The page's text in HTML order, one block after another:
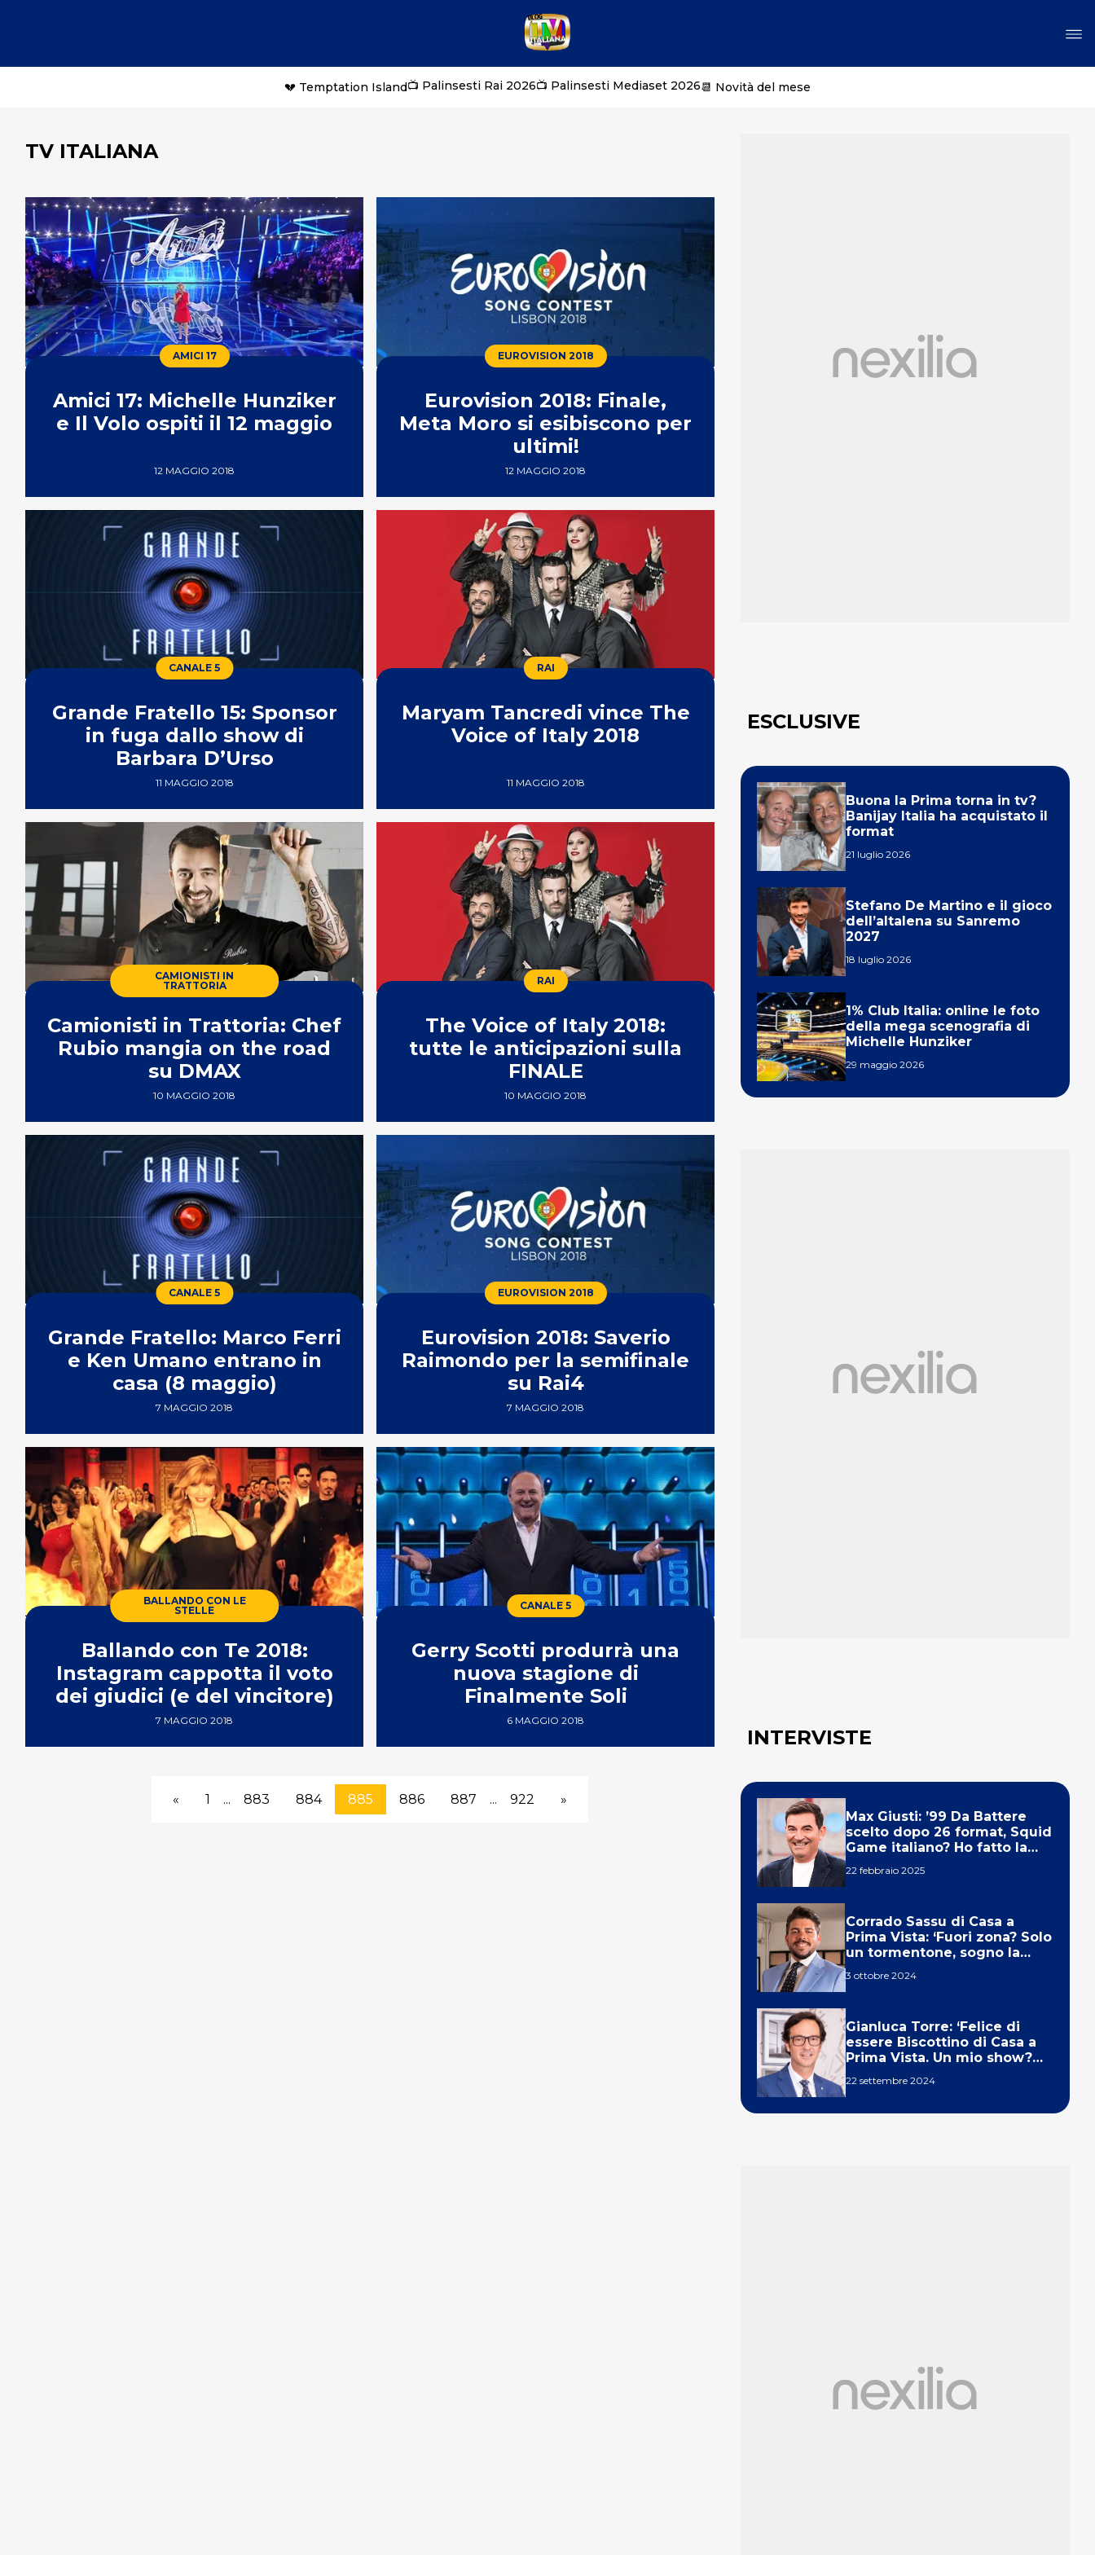
💔 Temptation Island📺 Palinsesti Rai 2026📺 Palinsesti Mediaset 2026📆 Novità del mese
TV ITALIANA
AMICI 17
Amici 17: Michelle Hunziker
e Il Volo ospiti il 12 maggio
12 MAGGIO 2018
EUROVISION 2018
Eurovision 2018: Finale,
Meta Moro si esibiscono per
ultimi!
12 MAGGIO 2018
CANALE 5
Grande Fratello 15: Sponsor
in fuga dallo show di
Barbara D’Urso
11 MAGGIO 2018
RAI
Maryam Tancredi vince The
Voice of Italy 2018
11 MAGGIO 2018
CAMIONISTI IN
TRATTORIA
Camionisti in Trattoria: Chef
Rubio mangia on the road
su DMAX
10 MAGGIO 2018
RAI
The Voice of Italy 2018:
tutte le anticipazioni sulla
FINALE
10 MAGGIO 2018
CANALE 5
Grande Fratello: Marco Ferri
e Ken Umano entrano in
casa (8 maggio)
7 MAGGIO 2018
EUROVISION 2018
Eurovision 2018: Saverio
Raimondo per la semifinale
su Rai4
7 MAGGIO 2018
BALLANDO CON LE
STELLE
Ballando con Te 2018:
Instagram cappotta il voto
dei giudici (e del vincitore)
7 MAGGIO 2018
CANALE 5
Gerry Scotti produrrà una
nuova stagione di
Finalmente Soli
6 MAGGIO 2018
« 1 ... 883 884 885 886 887 ... 922 »
ESCLUSIVE
Buona la Prima torna in tv?
Banijay Italia ha acquistato il
format
21 luglio 2026
Stefano De Martino e il gioco
dell’altalena su Sanremo
2027
18 luglio 2026
1% Club Italia: online le foto
della mega scenografia di
Michelle Hunziker
29 maggio 2026
INTERVISTE
Max Giusti: ’99 Da Battere
scelto dopo 26 format, Squid
Game italiano? Ho fatto la
22 febbraio 2025
Corrado Sassu di Casa a
Prima Vista: ‘Fuori zona? Solo
un tormentone, sogno la
3 ottobre 2024
Gianluca Torre: ‘Felice di
essere Biscottino di Casa a
Prima Vista. Un mio show?
22 settembre 2024